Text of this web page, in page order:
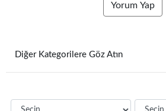
Yorum Yap
Diğer Kategorilere Göz Atın